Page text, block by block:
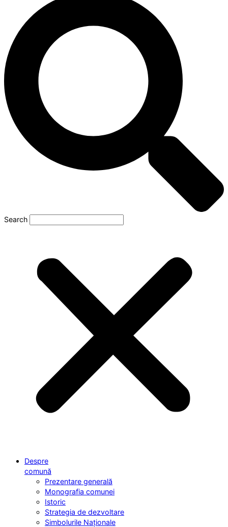
Search
Despre
comună
Prezentare generală
Monografia comunei
Istoric
Strategia de dezvoltare
Simbolurile Naționale